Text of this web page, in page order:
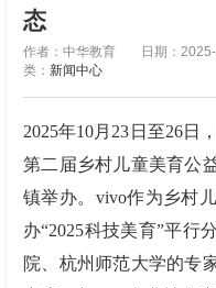
态
作者：中华教育 日期：
类： 新闻中心
2025年10月23日至26日
第二届乡村儿童美育公
镇举办。vivo作为乡村
办“2025科技美育”平行
院、杭州师范大学的专